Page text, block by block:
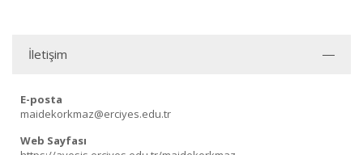
İletişim
E-posta
maidekorkmaz@erciyes.edu.tr
Web Sayfası